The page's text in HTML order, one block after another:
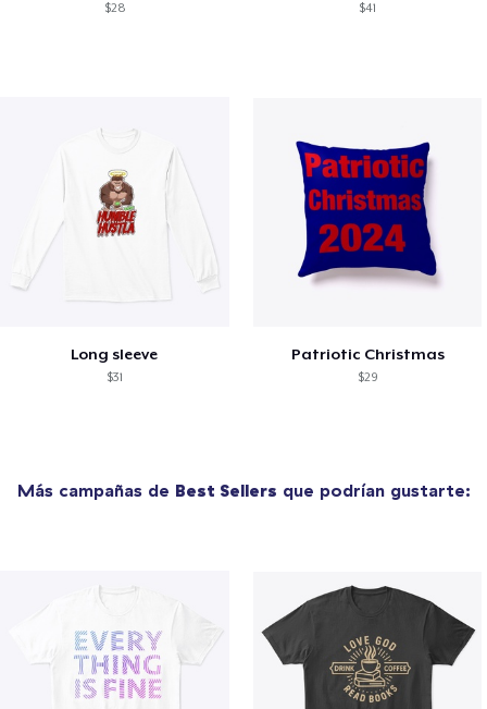
$28 $41
Long sleeve
$31
Patriotic Christmas
$29
Más campañas de Best Sellers que podrían gustarte: